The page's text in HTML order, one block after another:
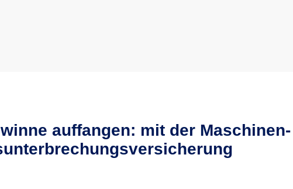
auffangen: mit der Maschinen-